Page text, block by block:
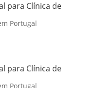
para Clínica de
Portugal
para Clínica de
Portugal